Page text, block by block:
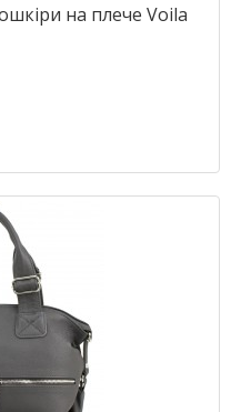
на плече Voila